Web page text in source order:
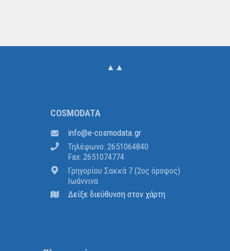
COSMODATA
rg
.
atadomsoc-e
@
ofni
Τηλέφωνο: 2651064840
Fax: 2651074774
Γρηγορίου Σακκά 7 (2ος όροφος)
Ιωάννινα
Δείξε διεύθυνση στον χάρτη
▲▲